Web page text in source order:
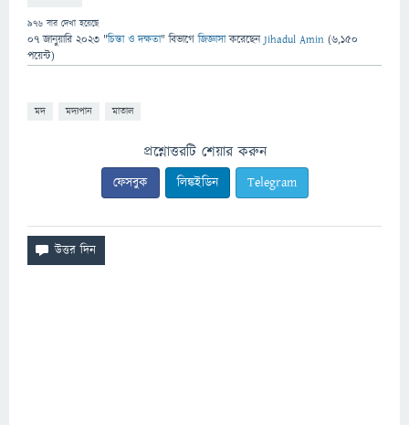
976 বার দেখা হয়েছে
07 জানুয়ারি 2023 "চিন্তা ও দক্ষতা" বিভাগে জিজ্ঞাসাকরেছেনJihadul Amin (6,150
পয়েন্ট)
মদ মদ্যপান মাতাল
প্রশ্নোত্তরটি শেয়ার করুন
ফেসবুক লিঙ্কইডিন Telegram